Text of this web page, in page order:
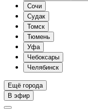
Сочи
Судак
Томск
Тюмень
Уфа
Чебоксары
Челябинск
Ещё города
В эфир